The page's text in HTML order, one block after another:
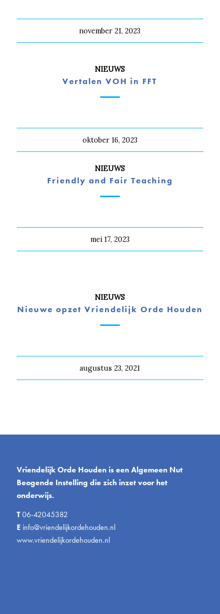
november 21, 2023
NIEUWS
Vertalen VOH in FFT
oktober 16, 2023
NIEUWS
Friendly and Fair Teaching
mei 17, 2023
NIEUWS
Nieuwe opzet Vriendelijk Orde Houden
augustus 23, 2021
Vriendelijk Orde Houden is een Algemeen Nut
Beogende Instelling die zich inzet voor het
onderwijs.
T06-42045382
E info@vriendelijkordehouden.nl
www.vriendelijkordehouden.nl